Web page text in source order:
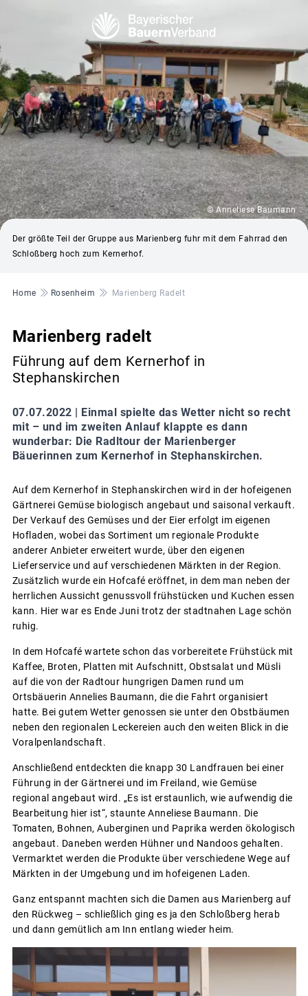
© Anneliese Baumann
Der größte Teil der Gruppe aus Marienberg fuhr mit dem Fahrrad den
Schloßberg hoch zum Kernerhof.
Pfadnavigation
Home Rosenheim Marienberg Radelt
Marienberg radelt
Führung auf dem Kernerhof in
Stephanskirchen
07.07.2022 |
Einmal spielte das Wetter nicht so recht
mit – und im zweiten Anlauf klappte es dann
wunderbar: Die Radltour der Marienberger
Bäuerinnen zum Kernerhof in Stephanskirchen.
Auf dem Kernerhof in Stephanskirchen wird in der hofeigenen
Gärtnerei Gemüse biologisch angebaut und saisonal verkauft.
Der Verkauf des Gemüses und der Eier erfolgt im eigenen
Hofladen, wobei das Sortiment um regionale Produkte
anderer Anbieter erweitert wurde, über den eigenen
Lieferservice und auf verschiedenen Märkten in der Region.
Zusätzlich wurde ein Hofcafé eröffnet, in dem man neben der
herrlichen Aussicht genussvoll frühstücken und Kuchen essen
kann. Hier war es Ende Juni trotz der stadtnahen Lage schön
ruhig.
In dem Hofcafé wartete schon das vorbereitete Frühstück mit
Kaffee, Broten, Platten mit Aufschnitt, Obstsalat und Müsli
auf die von der Radtour hungrigen Damen rund um
Ortsbäuerin Annelies Baumann, die die Fahrt organisiert
hatte. Bei gutem Wetter genossen sie unter den Obstbäumen
neben den regionalen Leckereien auch den weiten Blick in die
Voralpenlandschaft.
Anschließend entdeckten die knapp 30 Landfrauen bei einer
Führung in der Gärtnerei und im Freiland, wie Gemüse
regional angebaut wird. „Es ist erstaunlich, wie aufwendig die
Bearbeitung hier ist“, staunte Anneliese Baumann. Die
Tomaten, Bohnen, Auberginen und Paprika werden ökologisch
angebaut. Daneben werden Hühner und Nandoos gehalten.
Vermarktet werden die Produkte über verschiedene Wege auf
Märkten in der Umgebung und im hofeigenen Laden.
Ganz entspannt machten sich die Damen aus Marienberg auf
den Rückweg – schließlich ging es ja den Schloßberg herab
und dann gemütlich am Inn entlang wieder heim.